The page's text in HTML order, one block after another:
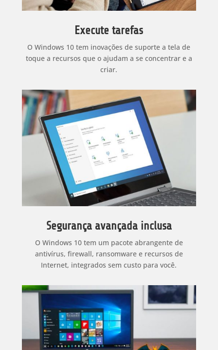
Execute tarefas
O Windows 10 tem inovações de suporte a tela de
toquea recursos que o ajudam a se concentrar e a
criar.
Segurança avançada inclusa
O Windows 10 tem um pacote abrangente de
antivírus, firewall, ransomware e recursos de
Internet, integrados sem custo para você.